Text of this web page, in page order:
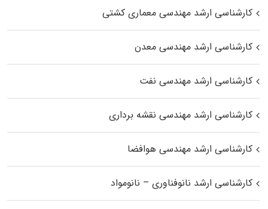
کارشناسی ارشد مهندسی معماری کشتی
کارشناسی ارشد مهندسی معدن
کارشناسی ارشد مهندسی نفت
کارشناسی ارشد مهندسی نقشه برداری
کارشناسی ارشد مهندسی هوافضا
کارشناسی ارشد نانوفناوری – نانومواد